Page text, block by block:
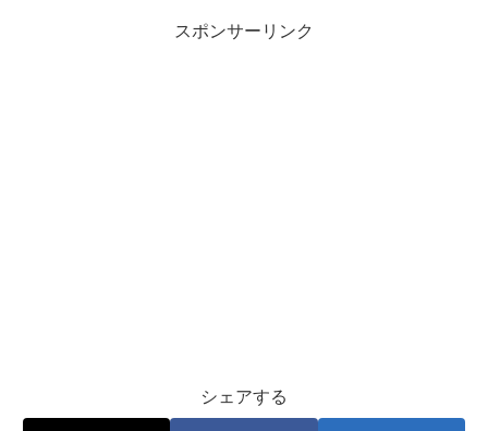
スポンサーリンク
シェアする